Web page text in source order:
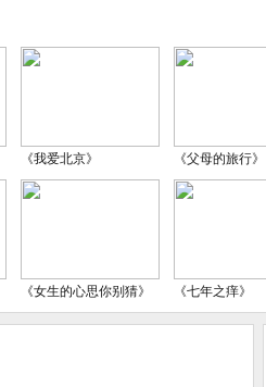
《我爱北京》 《父母的旅行》
《女生的心思你别猜》 《七年之痒》